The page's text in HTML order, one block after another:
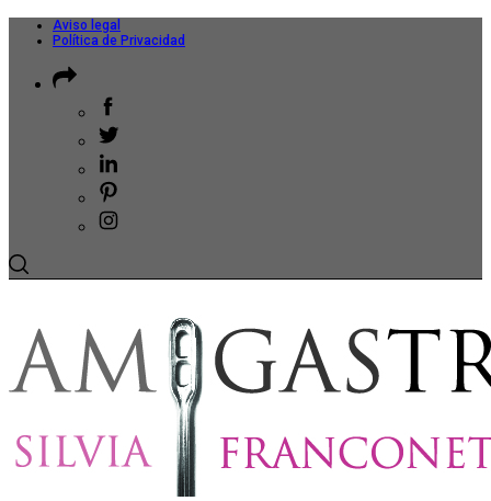
Aviso legal
Política de Privacidad